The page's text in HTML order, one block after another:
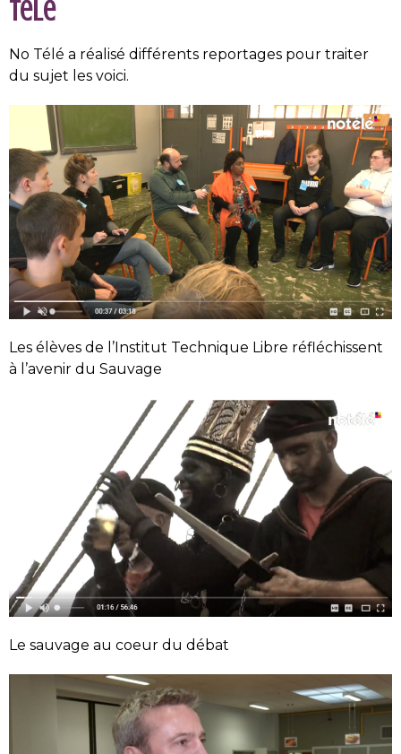
Télé
No Télé a réalisé différents reportages pour traiter
du sujet les voici.
Les élèves de l’Institut Technique Libre réfléchissent
à l’avenir du Sauvage
Le sauvage au coeur du débat